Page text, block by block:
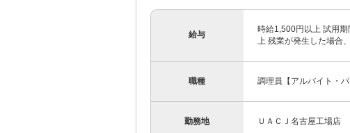
給与
時給1,500円以上 試用
上 残業が発生した場合
職種 調理員【アルバイト・パ
勤務地 ＵＡＣＪ名古屋工場店